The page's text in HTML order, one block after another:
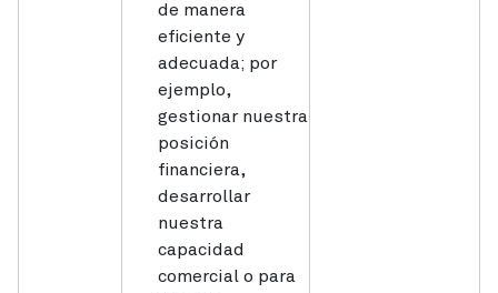
de manera
eficiente y
adecuada; por
ejemplo,
gestionar nuestra
posición
financiera,
desarrollar
nuestra
capacidad
comercial o para